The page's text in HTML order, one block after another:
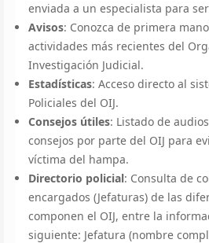
enviada a un especialista para
Avisos: Conozca de primera
actividades más recientes del
Investigación Judicial.
Estadísticas: Acceso directo al
Policiales del OIJ.
Consejos útiles: Listado de
consejos por parte del OIJ para
víctima del hampa.
Directorio policial: Consulta de
encargados (Jefaturas) de las
componen el OIJ, entre la
siguiente: Jefatura (nombre